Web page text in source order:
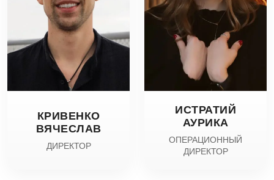
КРИВЕНКО
ВЯЧЕСЛАВ
ДИРЕКТОР
ИСТРАТИЙ
АУРИКА
ОПЕРАЦИОННЫЙ
ДИРЕКТОР